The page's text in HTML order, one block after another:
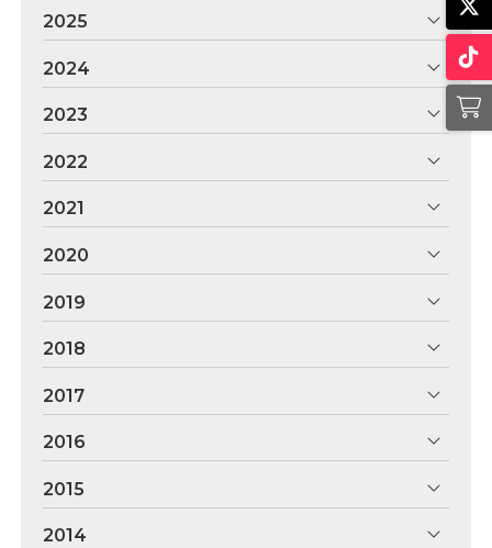
2025
2024
2023
2022
2021
2020
2019
2018
2017
2016
2015
2014